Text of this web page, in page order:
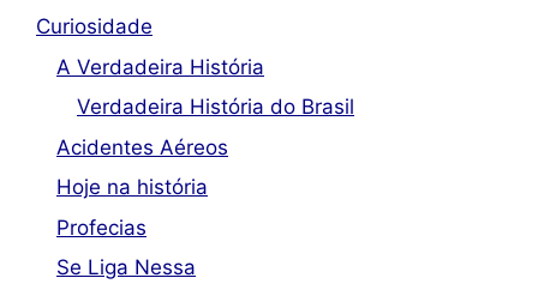
Curiosidade
A Verdadeira História
Verdadeira História do Brasil
Acidentes Aéreos
Hoje na história
Profecias
Se Liga Nessa